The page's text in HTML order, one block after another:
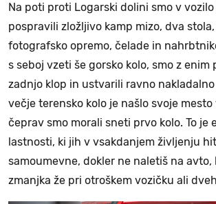
Na poti proti Logarski dolini smo v
pospravili zložljivo kamp mizo, dva
fotografsko opremo, čelade in
s seboj vzeti še gorsko kolo, smo z enim
zadnjo klop in ustvarili ravno
večje terensko kolo je našlo svoje mesto
čeprav smo morali sneti prvo kolo. To je
lastnosti, ki jih v vsakdanjem življenju
samoumevne, dokler ne naletiš na avto,
zmanjka že pri otroškem vozičku ali